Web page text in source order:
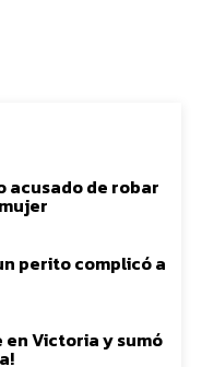
acusado de robar
perito complicó a
en Victoria y sumó